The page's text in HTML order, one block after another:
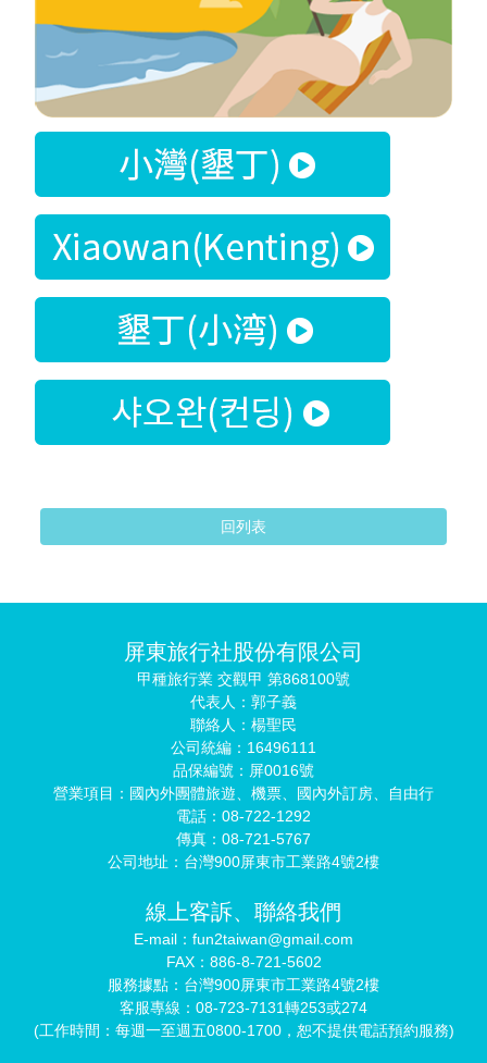
屏東旅行社股份有限公司
甲種旅行業 交觀甲 第868100號
代表人：郭子義
聯絡人：楊聖民
公司統編：16496111
品保編號：屏0016號
營業項目：國內外團體旅遊、機票、國內外訂房、自由行
電話：08-722-1292
傳真：08-721-5767
公司地址：台灣900屏東市工業路4號2樓
線上客訴、聯絡我們
E-mail：fun2taiwan@gmail.com
FAX：886-8-721-5602
服務據點：台灣900屏東市工業路4號2樓
客服專線：08-723-7131轉253或274
(工作時間：每週一至週五0800-1700，恕不提供電話預約服務)